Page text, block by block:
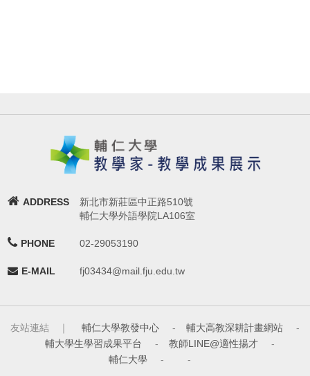
ADDRESS
新北市新莊區中正路510號
輔仁大學外語學院LA106室
PHONE 02-29053190
E-MAIL fj03434@mail.fju.edu.tw
友站連結 ｜ 輔仁大學教發中心 - 輔大高教深耕計畫網站
-
輔大學生學習成果平台
- 教師LINE@適性揚才
-
輔仁大學
- -